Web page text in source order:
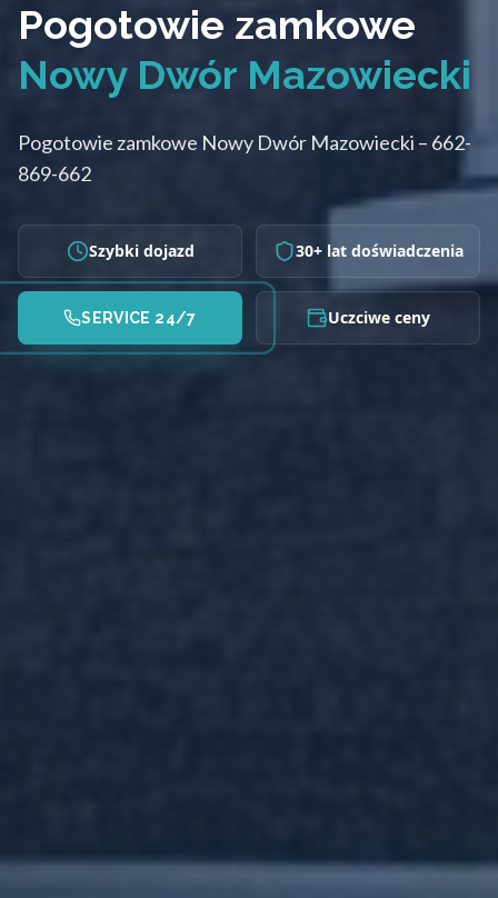
Pogotowie zamkowe
Nowy Dwór Mazowiecki
Pogotowie zamkowe Nowy Dwór Mazowiecki – 662-
869-662
Szybki dojazd 30+ lat doświadczenia
SERVICE 24/7 Uczciwe ceny